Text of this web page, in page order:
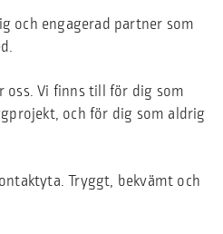
och engagerad partner som
Vi finns till för dig som
och för dig som aldrig
Tryggt, bekvämt och